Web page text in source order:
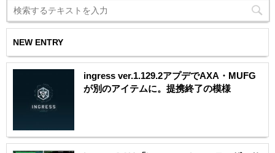
NEW ENTRY
ingress ver.1.129.2アプデでAXA・MUFG
が別のアイテムに。提携終了の模様